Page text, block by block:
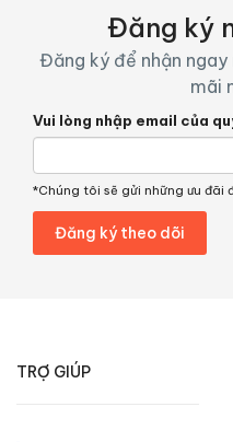
Đăng ký
Đăng ký để nhận ngay
mãi
Vui lòng nhập email của
*Chúng tôi sẽ gửi những ưu đãi
TRỢ GIÚP